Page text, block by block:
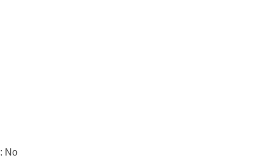
: No